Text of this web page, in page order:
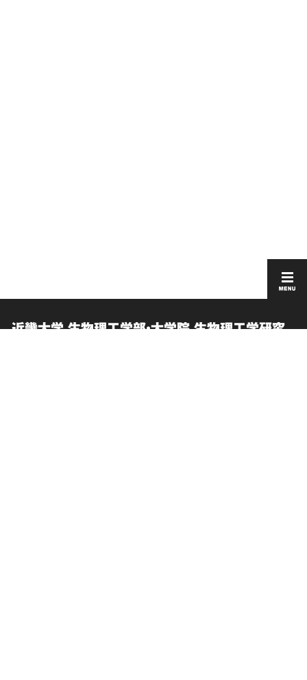
近畿大学 生物理工学部・大学院 生物理工学研究